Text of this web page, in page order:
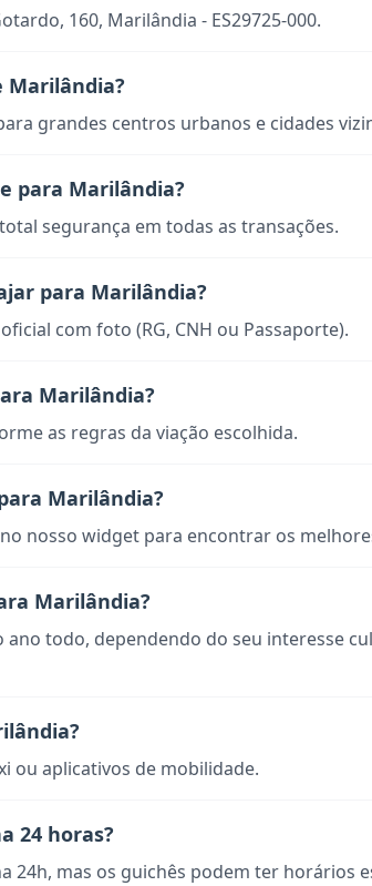
160, Marilândia - ES29725-000.
Marilândia?
grandes centros urbanos e cidades
para Marilândia?
segurança em todas as transações.
para Marilândia?
com foto (RG, CNH ou Passaporte).
Marilândia?
as regras da viação escolhida.
Marilândia?
nosso widget para encontrar os
Marilândia?
todo, dependendo do seu interesse
ou aplicativos de mobilidade.
24 horas?
24h, mas os guichês podem ter horários